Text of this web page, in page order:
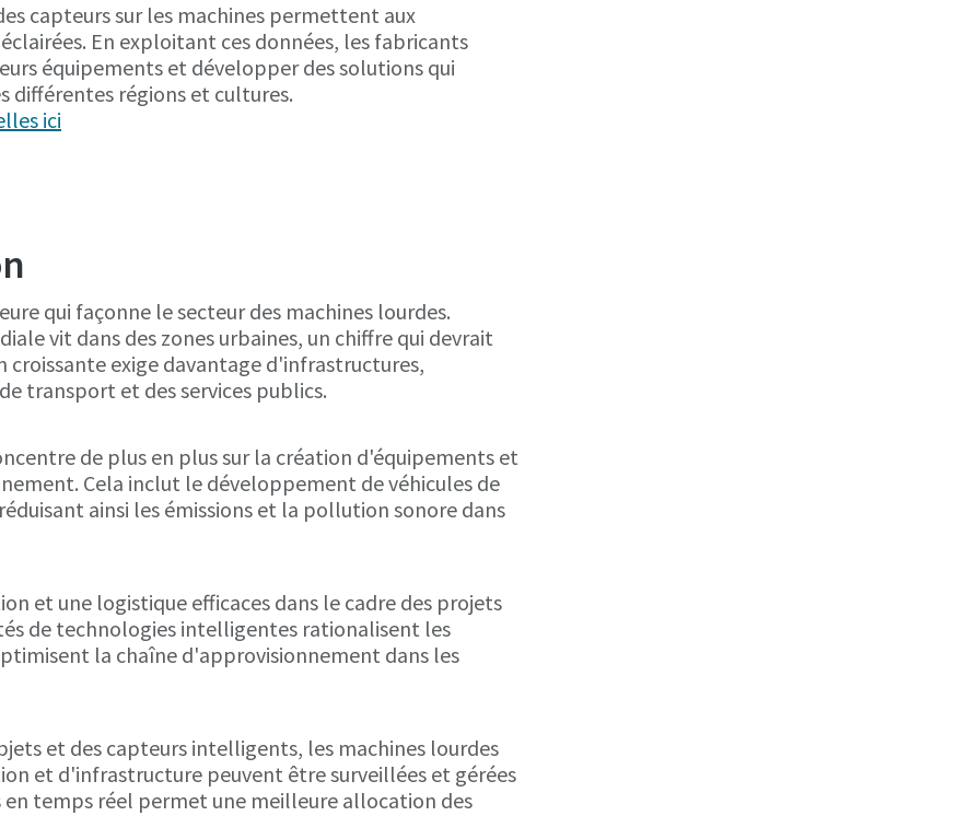
capteurs sur les machines permettent aux
En exploitant ces données, les fabricants
équipements et développer des solutions qui
différentes régions et cultures.
ici
qui façonne le secteur des machines lourdes.
vit dans des zones urbaines, un chiffre qui devrait
croissante exige davantage d'infrastructures,
transport et des services publics.
de plus en plus sur la création d'équipements et
Cela inclut le développement de véhicules de
ainsi les émissions et la pollution sonore dans
et une logistique efficaces dans le cadre des projets
de technologies intelligentes rationalisent les
la chaîne d'approvisionnement dans les
et des capteurs intelligents, les machines lourdes
et d'infrastructure peuvent être surveillées et gérées
temps réel permet une meilleure allocation des